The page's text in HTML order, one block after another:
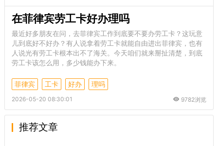
在菲律宾劳工卡好办理吗
最近好多朋友在问，去菲律宾工作到底要不要办劳工卡？这玩意
儿到底好不好办？有人说拿着劳工卡就能自由进出菲律宾，也有
人说光有劳工卡根本出不了海关。今天咱们就来掰扯清楚，到底
劳工卡该怎么用，多少钱能办下来。
菲律宾 工卡 好办 理吗
2026-05-20 08:30:01 9782浏览
推荐文章